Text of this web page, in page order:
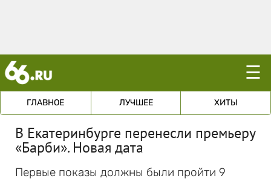
☰
ГЛАВНОЕ ЛУЧШЕЕ ХИТЫ
В Екатеринбурге перенесли премьеру
«Барби». Новая дата
Первые показы должны были пройти 9